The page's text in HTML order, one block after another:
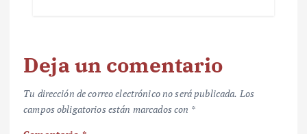
Deja un comentario
Tu dirección de correo electrónico no será publicada. Los
campos obligatorios están marcados con *